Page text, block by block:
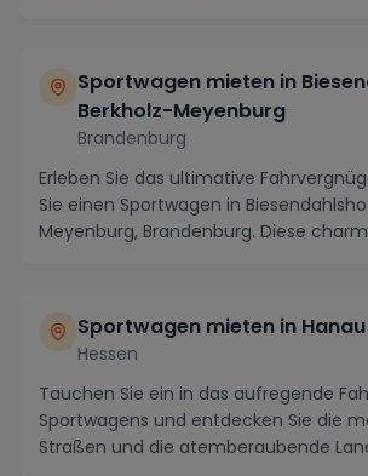
Sportwagen mieten in
Berkholz-Meyenburg
Brandenburg
Erleben Sie das ultimative
Sie einen Sportwagen in
Meyenburg, Brandenburg. Diese
Sportwagen mieten in Hanau
Hessen
Tauchen Sie ein in das aufregende
Sportwagens und entdecken Sie die
Straßen und die atemberaubende